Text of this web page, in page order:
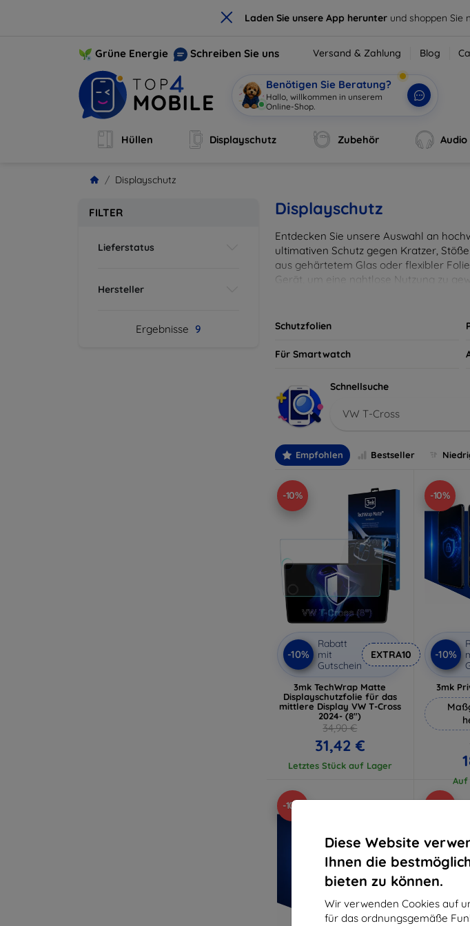
× Laden Sie unsere App herunter und shoppen Sie
Diese Website
Ihnen die
bieten zu können.
Wir verwenden Cookies auf
für das ordnungsgemäße
Grüne Energie Schreiben Sie uns Versand & Zahlung Blog
Benötigen Sie Beratung?
Hallo, willkommen in unserem
Online-Shop.
Hüllen Displayschutz Zubehör Audio
Displayschutz
FILTER
Lieferstatus
Hersteller
Ergebnisse 9
Displayschutz
Entdecken Sie unsere Auswahl an
ultimativen Schutz gegen Kratzer,
aus gehärtetem Glas oder flexibler
Gerät, um eine nahtlose Nutzung zu
Schutzfolien
Für Smartwatch
Schnellsuche
VW T-Cross
Empfohlen Bestseller
-10%
-10%
Rabatt
mit
Gutschein
EXTRA10
3mk TechWrap Matte
Displayschutzfolie für das
mittlere Display VW T-Cross
2024- (8")
34,90 €
31,42 €
Letztes Stück auf Lager
-10%
-10%
3mk
Auf
-10%